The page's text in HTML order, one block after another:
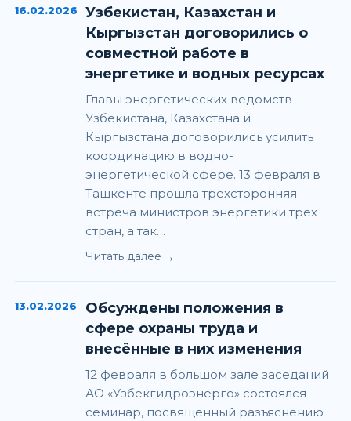
16.02.2026
Узбекистан, Казахстан и
Кыргызстан договорились о
совместной работе в
энергетике и водных ресурсах
Главы энергетических ведомств
Узбекистана, Казахстана и
Кыргызстана договорились усилить
координацию в водно-
энергетической сфере. 13 февраля в
Ташкенте прошла трехсторонняя
встреча министров энергетики трех
стран, а так…
Читать далее →
13.02.2026
Обсуждены положения в
сфере охраны труда и
внесённые в них изменения
12 февраля в большом зале заседаний
АО «Узбекгидроэнерго» состоялся
семинар, посвящённый разъяснению